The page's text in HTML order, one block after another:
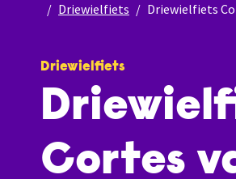
Driewielfiets
Driewielfiets
Driewielfiets
Cortes